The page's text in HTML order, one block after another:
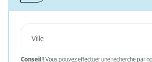
Conseil ! Vous pouvez effectuer une recherche par